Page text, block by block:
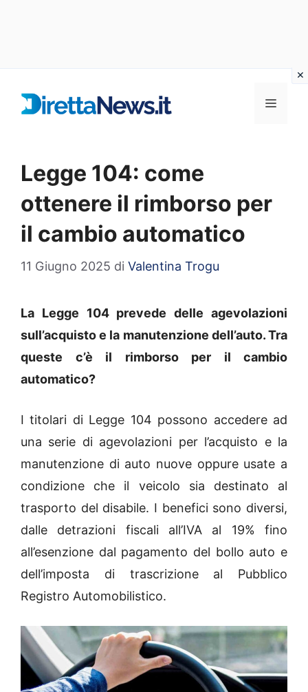
Menu
Legge 104: come
ottenere il rimborso per
il cambio automatico
11 Giugno 2025 di Valentina Trogu
La Legge 104 prevede delle agevolazioni
sull’acquisto e la manutenzione dell’auto. Tra
queste c’è il rimborso per il cambio
automatico?
I titolari di Legge 104 possono accedere ad
una serie di agevolazioni per l’acquisto e la
manutenzione di auto nuove oppure usate a
condizione che il veicolo sia destinato al
trasporto del disabile. I benefici sono diversi,
dalle detrazioni fiscali all’IVA al 19% fino
all’esenzione dal pagamento del bollo auto e
dell’imposta di trascrizione al Pubblico
Registro Automobilistico.